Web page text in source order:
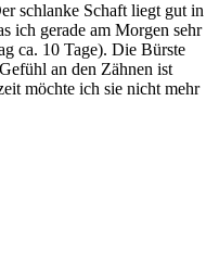
schlanke Schaft liegt gut in
ich gerade am Morgen sehr
ca. 10 Tage). Die Bürste
an den Zähnen ist
möchte ich sie nicht mehr